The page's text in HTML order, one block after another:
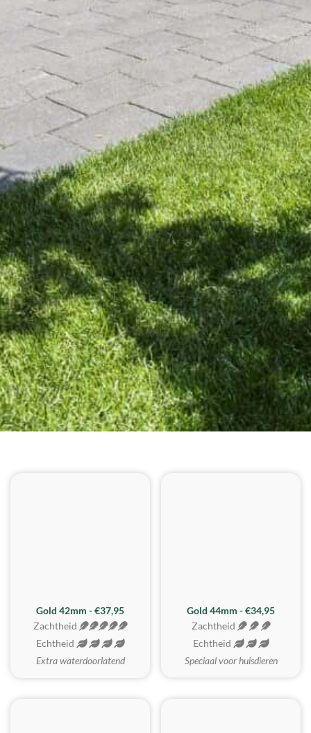
ZACHTSTE
Gold 42mm - €37,95
Zachtheid
Echtheid
Extra waterdoorlatend
Gold 44mm - €34,95
Zachtheid
Echtheid
Speciaal voor huisdieren